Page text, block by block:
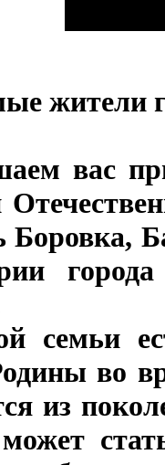
жители
вас
Боровка,
семьи
во
из